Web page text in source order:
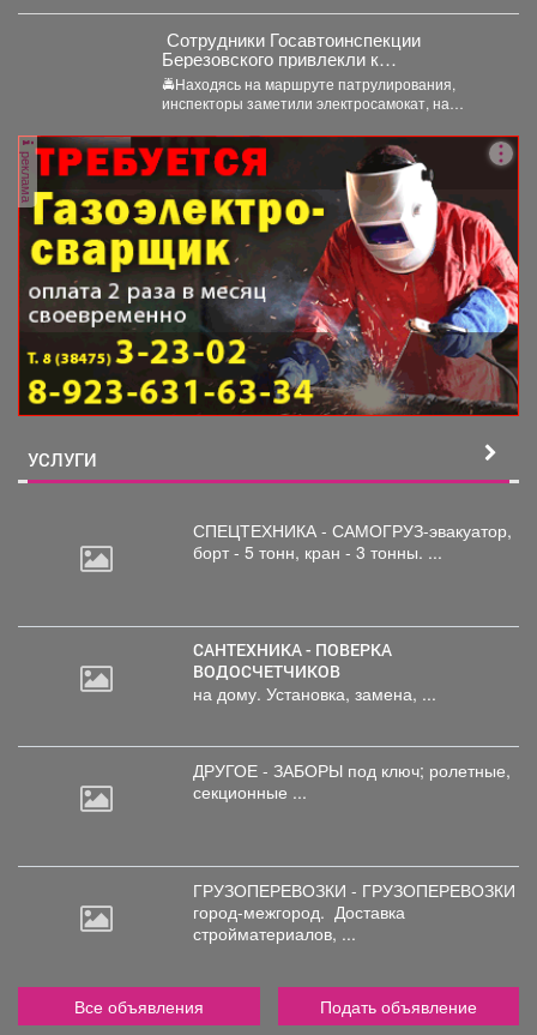
‍ Сотрудники Госавтоинспекции
Березовского привлекли к
ответственности водителя
электросамоката, который перевозил
ребенка
🚔Находясь на маршруте патрулирования,
инспекторы заметили электросамокат, на
мотошлемов....
реклама
УСЛУГИ
СПЕЦТЕХНИКА - САМОГРУЗ-эвакуатор,
борт - 5 тонн, кран - 3 тонны. ...
САНТЕХНИКА - ПОВЕРКА
ВОДОСЧЕТЧИКОВ
на дому. Установка, замена, ...
ДРУГОЕ - ЗАБОРЫ под ключ; ролетные,
секционные ...
ГРУЗОПЕРЕВОЗКИ - ГРУЗОПЕРЕВОЗКИ
город-межгород. Доставка
стройматериалов, ...
Все объявления Подать объявление